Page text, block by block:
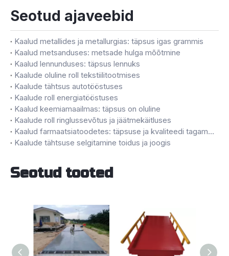
Seotud ajaveebid
Kaalud metallides ja metallurgias: täpsus igas grammis
Kaalud metsanduses: metsade hulga mõõtmine
Kaalud lennunduses: täpsus lennuks
Kaalude oluline roll tekstiilitootmises
Kaalude tähtsus autotööstuses
Kaalude roll energiatööstuses
Kaalud keemiamaailmas: täpsus on oluline
Kaalude roll ringlussevõtus ja jäätmekäitluses
Kaalud farmaatsiatoodetes: täpsuse ja kvaliteedi tagamine
Kaalude tähtsuse selgitamine toidus ja joogis
Seotud tooted